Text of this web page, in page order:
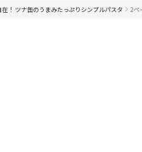
！ ツナ缶のうまみたっぷりシンプルパスタ 2ペ